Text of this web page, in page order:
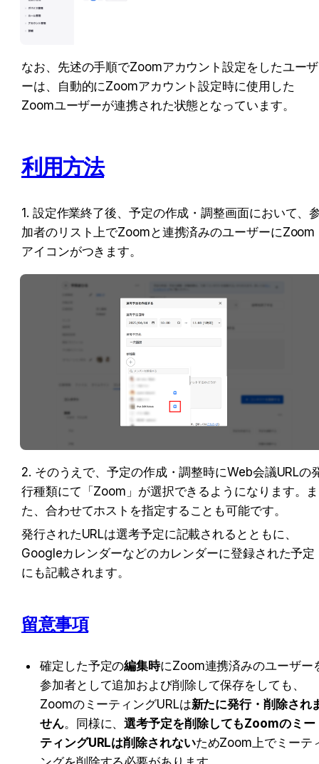
なお、先述の手順でZoomアカウント設定をしたユーザ
ーは、自動的にZoomアカウント設定時に使用した
Zoomユーザーが連携された状態となっています。
利用方法
1. 設定作業終了後、予定の作成・調整画面において、
加者のリスト上でZoomと連携済みのユーザーにZoom
アイコンがつきます。
2. そのうえで、予定の作成・調整時にWeb会議URLの
行種類にて「Zoom」が選択できるようになります。ま
た、合わせてホストを指定することも可能です。
発行されたURLは選考予定に記載されるとともに、
Googleカレンダーなどのカレンダーに登録された予定
にも記載されます。
留意事項
確定した予定の編集時にZoom連携済みのユーザー
参加者として追加および削除して保存をしても、
ZoomのミーティングURLは新たに発行・削除され
せん。同様に、選考予定を削除してもZoomのミー
ティングURLは削除されないためZoom上でミーテ